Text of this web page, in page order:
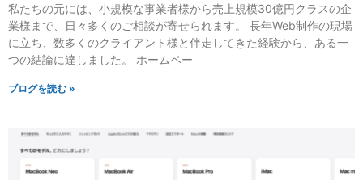
私たちの元には、小規模な事業者様から売上規模30億円クラスの企
業様まで、日々多くのご相談が寄せられます。 長年Web制作の現場
に立ち、数多くのクライアント様と伴走してきた経験から、ある一
つの結論に達しました。 ホームペー
ブログを読む »